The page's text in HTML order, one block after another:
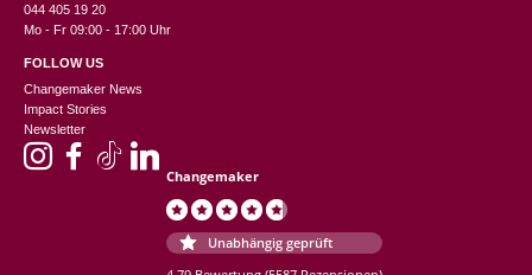
044 405 19 20
Mo - Fr 09:00 - 17:00 Uhr
FOLLOW US
Changemaker News
Impact Stories
Newsletter
Changemaker
Unabhängig geprüft